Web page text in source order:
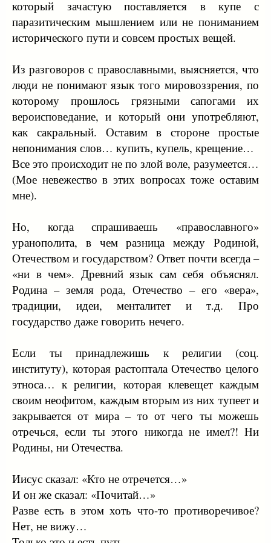
увидишь за этим справедливую руку Бога и поможешь
людям одного с тобой языка найти Наказывающего и
Милующего Судью. Но при этом ты будешь помнить,
принадлежишь по настоящему, — народ Бога, люди,
взятые в удел, избранные из тьмы в чудный Божий свет
(см. 1 Петр. 2: 9).
А гонения для народа странников естественны. Ведь,
как говорил святой Иустин Философ, «мы знаем, что
христиане будут гонимы всегда, пока не вернется
Христос и не освободит нас». Но отечество
уранополита всегда в безопасности, ибо кто может
повредить Новому Иерусалиму? А то государство, в
котором уранополит странствует, он будет защищать в
той мере, в какой оно не враждует против Бога, по
сердца его государство не трогает, ибо все видимое
временно, а невидимое вечно. Но для того, чтобы
угодить Господу, уранополит защитит слабого,
пожалеет оскорбленного. И не во имя чьих-то прав, а
во имя Бога.
Так давайте все сбежим отсюда. Зачем нам цепляться за
тление? Зачем прилеплять сердце к тому, что мы
покинем навсегда? Бегите в небо, все причастные
тайне Христа. Будьте гражданами небесного
Его объятия на обманчивый морок тьмы века сего и
обольщения человеческих идеологий?
-----------------------------------------------------------------------------
--------------
Уранополитизм (от греч. Uranos — небо, polis — город)
— употребляемое о. Даниилом Сысоевым понятие,
утверждающее главенство Божественных законов над
небесному Царству. Уранополитизм главным родством
признает родство не по крови или стране
Патриотизм (от греч. Πατριώτης — соотечественник,
который зачастую поставляется в купе с
паразитическим мышлением или не пониманием
исторического пути и совсем простых вещей.
Из разговоров с православными, выясняется, что
люди не понимают язык того мировоззрения, по
которому прошлось грязными сапогами их
вероисповедание, и который они употребляют,
как сакральный. Оставим в стороне простые
непонимания слов… купить, купель, крещение…
Все это происходит не по злой воле, разумеется…
(Мое невежество в этих вопросах тоже оставим
мне).
Но, когда спрашиваешь «православного»
уранополита, в чем разница между Родиной,
Отечеством и государством? Ответ почти всегда –
«ни в чем». Древний язык сам себя объяснял.
Родина – земля рода, Отечество – его «вера»,
традиции, идеи, менталитет и т.д. Про
государство даже говорить нечего.
Если ты принадлежишь к религии (соц.
институту), которая растоптала Отечество целого
этноса… к религии, которая клевещет каждым
своим неофитом, каждым вторым из них тупеет и
закрывается от мира – то от чего ты можешь
отречься, если ты этого никогда не имел?! Ни
Родины, ни Отечества.
Иисус сказал: «Кто не отречется…»
И он же сказал: «Почитай…»
Разве есть в этом хоть что-то противоречивое?
Нет, не вижу…